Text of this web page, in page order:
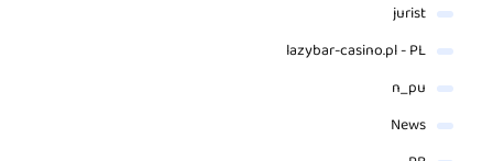
jurist
lazybar-casino.pl - PL
n_pu
News